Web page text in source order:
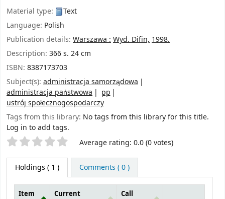
Material type:
Text
Language: Polish
Publication details: Warszawa : Wyd. Difin, 1998.
Description: 366 s. 24 cm
ISBN: 8387173703
Subject(s): administracja samorządowa
administracja państwowa
pp
ustrój społecznogospodarczy
Tags from this library: No tags from this library for this title.
Log in to add tags.
Star ratings Average rating: 0.0 (0 votes)
Holdings ( 1 ) Comments ( 0 )
Item
Current
Call